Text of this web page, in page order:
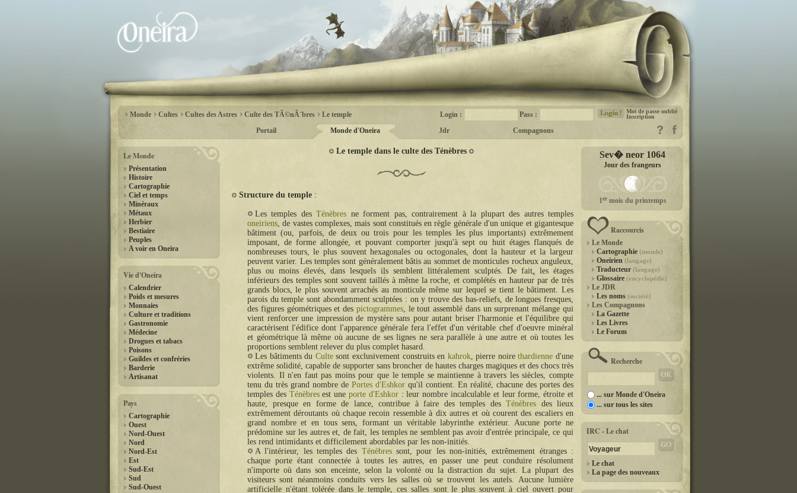
Monde Cultes Cultes des Astres Culte des TÃ©nÃ¨bres Le temple Login : Pass :
Mot de passe oublié
Inscription
Portail Monde d'Oneira Jdr Compagnons
Le Monde
Présentation
Histoire
Cartographie
Ciel et temps
Minéraux
Métaux
Herbier
Bestiaire
Peuples
A voir en Oneira
Vie d'Oneira
Calendrier
Poids et mesures
Monnaies
Culture et traditions
Gastronomie
Médecine
Drogues et tabacs
Poisons
Guildes et confréries
Barderie
Artisanat
Pays
Cartographie
Ouest
Nord-Ouest
Nord
Nord-Est
Est
Sud-Est
Sud
Sud-Ouest
Sev� neor 1064
Jour des frangeurs
1ermois du printemps
Raccourcis
Le Monde
Cartographie (monde)
Oneirien (langage)
Traducteur (langage)
Glossaire (encyclopédie)
Le JDR
Les noms (société)
Les Compagnons
La Gazette
Les Livres
Le Forum
Recherche
... sur Monde d'Oneira
... sur tous les sites
IRC - Le chat
Le chat
La page des nouveaux
Le temple dans le culte des Ténèbres
Structure du temple
Les temples desTénèbres ne forment pas, contrairement à la plupart des autres temples
oneiriens, de vastes complexes, mais sont constitués en règle générale d'un unique et gigantesque
bâtiment (ou, parfois, de deux ou trois pour les temples les plus importants) extrêmement
imposant, de forme allongée, et pouvant comporter jusqu'à sept ou huit étages flanqués de
nombreuses tours, le plus souvent hexagonales ou octogonales, dont la hauteur et la largeur
peuvent varier. Les temples sont généralement bâtis au sommet de monticules rocheux anguleux,
plus ou moins élevés, dans lesquels ils semblent littéralement sculptés. De fait, les étages
inférieurs des temples sont souvent taillés à même la roche, et complétés en hauteur par de très
grands blocs, le plus souvent arrachés au monticule même sur lequel se tient le bâtiment. Les
parois du temple sont abondamment sculptées : on y trouve des bas-reliefs, de longues fresques,
des figures géométriques et des pictogrammes, le tout assemblé dans un surprenant mélange qui
vient renforcer une impression de mystère sans pour autant briser l'harmonie et l'équilibre qui
caractérisent l'édifice dont l'apparence générale fera l'effet d'un véritable chef d'oeuvre minéral
et géométrique là même où aucune de ses lignes ne sera parallèle à une autre et où toutes les
proportions semblent relever du plus complet hasard.
Les bâtiments du Cultesont exclusivement construits en kahrok, pierre noirethardienne d'une
extrême solidité, capable de supporter sans broncher de hautes charges magiques et des chocs très
violents. Il n'en faut pas moins pour que le temple se maintienne à travers les siècles, compte
tenu du très grand nombre de Portes d'Eshkor qu'il contient. En réalité, chacune des portes des
temples des Ténèbresest uneporte d'Eshkor: leur nombre incalculable et leur forme, étroite et
haute, presque en forme de lance, contribue à faire des temples des Ténèbres des lieux
extrêmement déroutants où chaque recoin ressemble à dix autres et où courent des escaliers en
grand nombre et en tous sens, formant un véritable labyrinthe extérieur. Aucune porte ne
prédomine sur les autres et, de fait, les temples ne semblent pas avoir d'entrée principale, ce qui
les rend intimidants et difficilement abordables par les non-initiés.
A l'intérieur, les temples des Ténèbressont, pour les non-initiés, extrêmement étranges :
chaque porte étant connectée à toutes les autres, en passer une peut conduire résolument
n'importe où dans son enceinte, selon la volonté ou la distraction du sujet. La plupart des
visiteurs sont néanmoins conduits vers les salles où se trouvent les autels. Aucune lumière
artificielle n'étant tolérée dans le temple, ces salles sont le plus souvent à ciel ouvert pour